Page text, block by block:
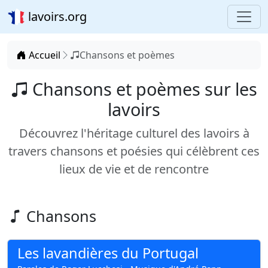
lavoirs.org
Accueil Chansons et poèmes
Chansons et poèmes sur les
lavoirs
Découvrez l'héritage culturel des lavoirs à
travers chansons et poésies qui célèbrent ces
lieux de vie et de rencontre
Chansons
Les lavandières du Portugal